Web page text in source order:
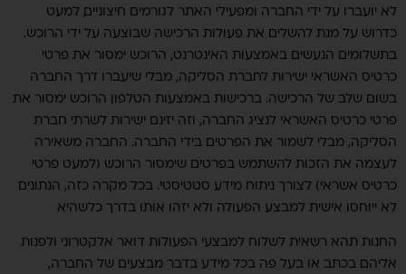
לא יועברו על ידי החברה ומפעילי האתר לגורמים חיצוניים, למעט
כדרוש על מנת להשלים את פעולות הרכישה שבוצעה על ידי הרוכש.
בתשלומים הנעשים באמצעות האינטרנט, הרוכש ימסור את פרטי
כרטיס האשראי ישירות לחברת הסליקה, מבלי שיעברו דרך החברה
בשום שלב של הרכישה. ברכישות באמצעות הטלפון הרוכש ימסור את
פרטי כרטיס האשראי לנציג החברה, וזה יזינם ישירות לשרתי חברת
הסליקה, מבלי לשמור את הפרטים בידי החברה. החברה משאירה
לעצמה את הזכות להשתמש בפרטים שימסור הרוכש (למעט פרטי
כרטיס אשראי) לצורך ניתוח מידע סטטיסטי. בכל מקרה כזה, הנתונים
לא ייוחסו אישית למבצע הפעולה ולא יזהו אותו בדרך כלשהיא.
החנות תהא רשאית לשלוח למבצעי הפעולות דואר אלקטרוני ולפנות
אליהם בכתב או בעל פה בכל מידע בדבר מבצעים של החברה,